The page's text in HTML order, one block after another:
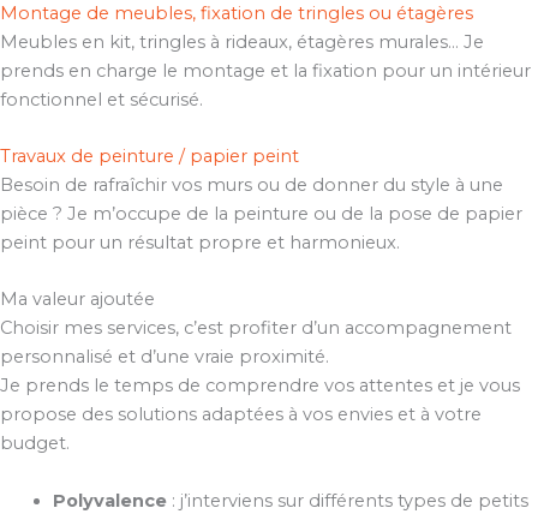
Montage de meubles, fixation de tringles ou étagères
Meubles en kit, tringles à rideaux, étagères murales… Je
prends en charge le montage et la fixation pour un intérieur
fonctionnel et sécurisé.
Travaux de peinture / papier peint
Besoin de rafraîchir vos murs ou de donner du style à une
pièce ? Je m’occupe de la peinture ou de la pose de papier
peint pour un résultat propre et harmonieux.
Ma valeur ajoutée
Choisir mes services, c’est profiter d’un accompagnement
personnalisé et d’une vraie proximité.
Je prends le temps de comprendre vos attentes et je vous
propose des solutions adaptées à vos envies et à votre
budget.
Polyvalence: j’interviens sur différents types de petits